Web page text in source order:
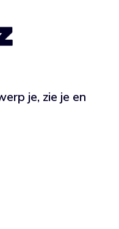
je, zie je en